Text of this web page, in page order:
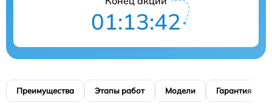
01:13:41
Преимущества Этапы работ Модели Гарантия